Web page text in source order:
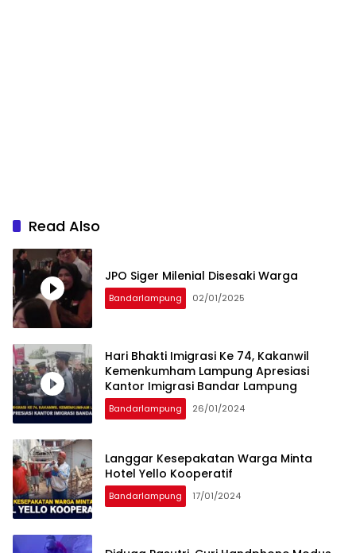
Read Also
JPO Siger Milenial Disesaki Warga
Bandarlampung 02/01/2025
Hari Bhakti Imigrasi Ke 74, Kakanwil
Kemenkumham Lampung Apresiasi
Kantor Imigrasi Bandar Lampung
Bandarlampung 26/01/2024
Langgar Kesepakatan Warga Minta
Hotel Yello Kooperatif
Bandarlampung 17/01/2024